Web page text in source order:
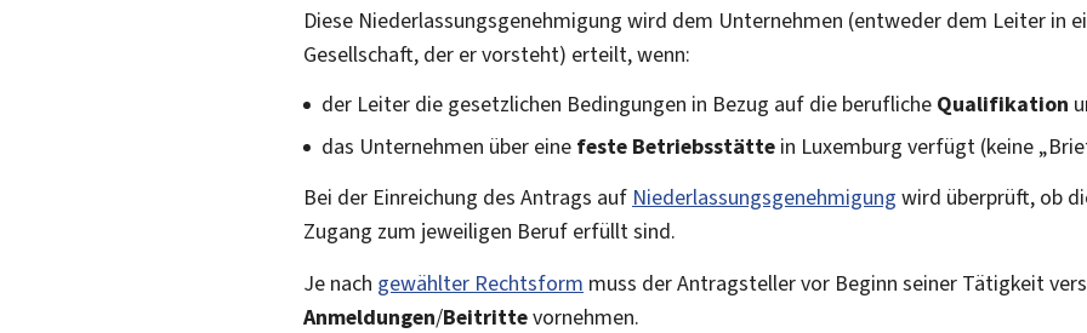
Diese Niederlassungsgenehmigung wird dem Unternehmen (entweder dem Leiter in
Gesellschaft, der er vorsteht) erteilt, wenn:
der Leiter die gesetzlichen Bedingungen in Bezug auf die berufliche Qualifikation
das Unternehmen über eine feste Betriebsstätte in Luxemburg verfügt (keine
Bei der Einreichung des Antrags auf Niederlassungsgenehmigung wird überprüft, ob
Zugang zum jeweiligen Beruf erfüllt sind.
Je nach gewählter Rechtsform muss der Antragsteller vor Beginn seiner Tätigkeit
Anmeldungen/Beitrittevornehmen.